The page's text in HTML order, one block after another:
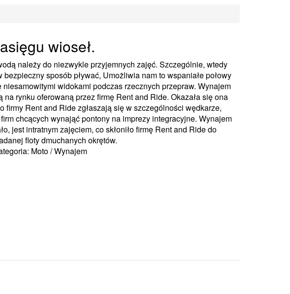
wioseł.
należy do niezwykle przyjemnych zajęć. Szczególnie, wtedy
sposób pływać, Umożliwia nam to wspaniałe połowy
widokami podczas rzecznych przepraw. Wynajem
rynku oferowaną przez firmę Rent and Ride. Okazała się ona
firmy Rent and Ride zgłaszają się w szczególności wędkarze,
chcących wynająć pontony na imprezy integracyjne. Wynajem
jest intratnym zajęciem, co skłoniło firmę Rent and Ride do
floty dmuchanych okrętów.
Moto / Wynajem